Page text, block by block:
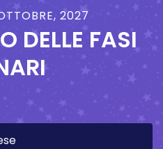
2027
DELLE FASI